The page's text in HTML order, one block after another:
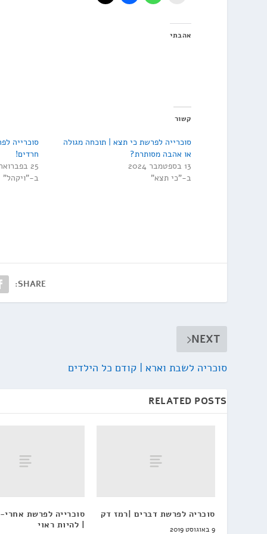
אהבתי
קשור
סוכרייה לפרשת כי תצא | תוכחה מגולה
או אהבה מסותרת?
13 בספטמבר 2024
ב-"כי תצא"
סוכרייה
חרדים!
25 בפברואר 2022
ב-"ויקהל"
SHARE:
NEXT
סוכריה לשבת וארא | קודם כל הילדים
RELATED POSTS
סוכריה לפרשת דברים |רמז דק
9 באוגוסט 2019
סוכרייה לפרשת
| להיות ראוי